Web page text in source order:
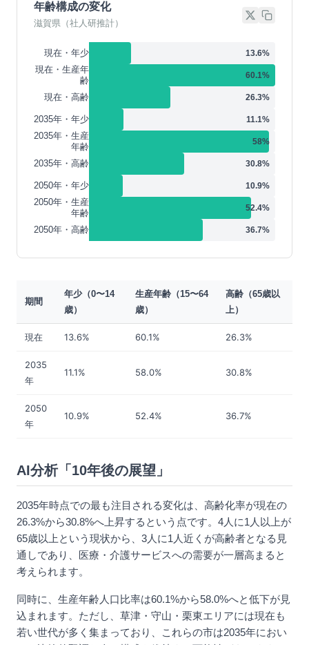
年齢構成の変化
滋賀県（社人研推計）
現在・年少 13.6%
現在・生産年
齢
60.1%
現在・高齢 26.3%
2035年・年少 11.1%
2035年・生産
年齢
58%
2035年・高齢 30.8%
2050年・年少 10.9%
2050年・生産
年齢
52.4%
2050年・高齢 36.7%
期間
年少（0〜14
歳）
生産年齢（15〜64
歳）
高齢（65歳以
上）
現在 13.6% 60.1% 26.3%
2035
年
11.1% 58.0% 30.8%
2050
年
10.9% 52.4% 36.7%
AI分析「10年後の展望」
2035年時点での最も注目される変化は、高齢化率が現在の
26.3%から30.8%へ上昇するという点です。4人に1人以上が
65歳以上という現状から、3人に1人近くが高齢者となる見
通しであり、医療・介護サービスへの需要が一層高まると
考えられます。
同時に、生産年齢人口比率は60.1%から58.0%へと低下が見
込まれます。ただし、草津・守山・栗東エリアには現在も
若い世代が多く集まっており、これらの市は2035年におい